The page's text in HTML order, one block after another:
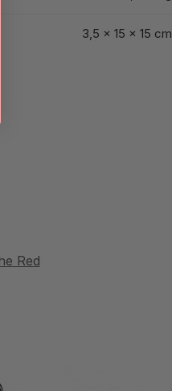
3,5 × 15 × 15 cm
Red